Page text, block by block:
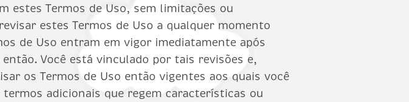
estes Termos de Uso, sem limitações ou
estes Termos de Uso a qualquer momento
de Uso entram em vigor imediatamente após
Você está vinculado por tais revisões e,
os Termos de Uso então vigentes aos quais você
adicionais que regem características ou